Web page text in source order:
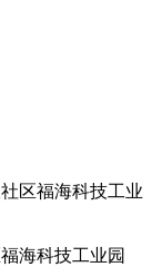
区福海科技工业
海科技工业园